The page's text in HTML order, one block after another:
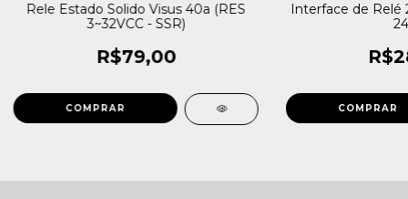
Rele Estado Solido Visus 40a (RES
3~32VCC - SSR)
R$79,00
Interface de Relé